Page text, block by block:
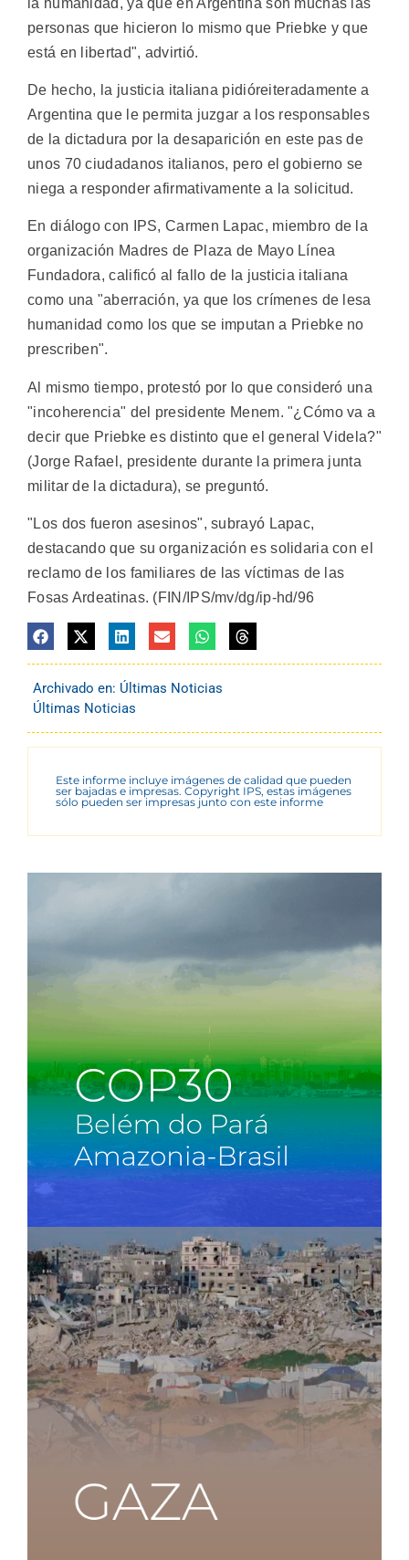
personas que hicieron lo mismo que Priebke y que
está en libertad", advirtió.
De hecho, la justicia italiana pidióreiteradamente a
Argentina que le permita juzgar a los responsables
de la dictadura por la desaparición en este pas de
unos 70 ciudadanos italianos, pero el gobierno se
niega a responder afirmativamente a la solicitud.
En diálogo con IPS, Carmen Lapac, miembro de la
organización Madres de Plaza de Mayo Línea
Fundadora, calificó al fallo de la justicia italiana
como una "aberración, ya que los crímenes de lesa
humanidad como los que se imputan a Priebke no
prescriben".
Al mismo tiempo, protestó por lo que consideró una
"incoherencia" del presidente Menem. "¿Cómo va a
decir que Priebke es distinto que el general Videla?"
(Jorge Rafael, presidente durante la primera junta
militar de la dictadura), se preguntó.
"Los dos fueron asesinos", subrayó Lapac,
destacando que su organización es solidaria con el
reclamo de los familiares de las víctimas de las
Fosas Ardeatinas. (FIN/IPS/mv/dg/ip-hd/96
Archivado en: Últimas Noticias
Últimas Noticias
Este informe incluye imágenes de calidad que pueden
ser bajadas e impresas. Copyright IPS, estas imágenes
sólo pueden ser impresas junto con este informe